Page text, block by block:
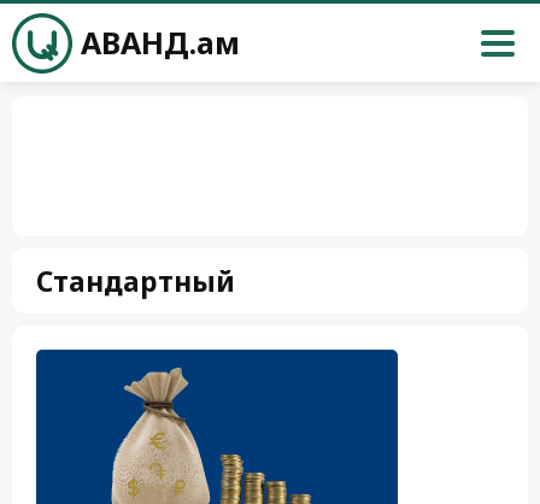
АВАНД.ам
Стандартный